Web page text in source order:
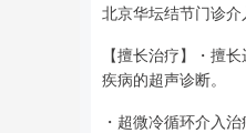
北京华坛结节门诊介
【擅长治疗】・擅
疾病的超声诊断。
・超微冷循环介入